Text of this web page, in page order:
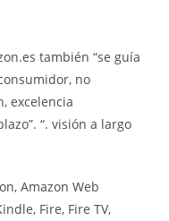
también “se guía
no
excelencia
“. visión a largo
Amazon Web
Fire, Fire TV,